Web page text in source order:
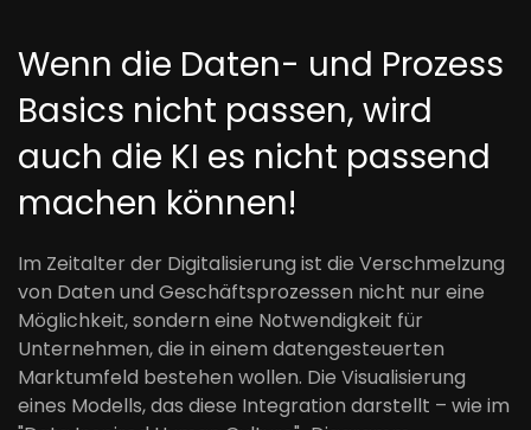
Wenn die Daten- und Prozess
Basics nicht passen, wird
auch die KI es nicht passend
machen können!
Im Zeitalter der Digitalisierung ist die Verschmelzung
von Daten und Geschäftsprozessen nicht nur eine
Möglichkeit, sondern eine Notwendigkeit für
Unternehmen, die in einem datengesteuerten
Marktumfeld bestehen wollen. Die Visualisierung
eines Modells, das diese Integration darstellt – wie im